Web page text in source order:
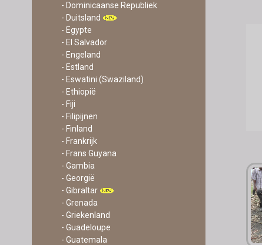
- Dominicaanse Republiek
- Duitsland
- Egypte
- El Salvador
- Engeland
- Estland
- Eswatini (Swaziland)
- Ethiopië
- Fiji
- Filipijnen
- Finland
- Frankrijk
- Frans Guyana
- Gambia
- Georgië
- Gibraltar
- Grenada
- Griekenland
- Guadeloupe
- Guatemala